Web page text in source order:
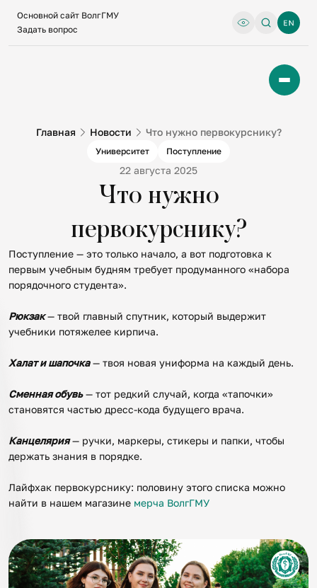
Основной сайт ВолгГМУ
Задать вопрос
Главная Новости Что нужно первокурснику?
Университет Поступление
22 августа 2025
Что нужно
первокурснику?
Поступление — это только начало, а вот подготовка к
первым учебным будням требует продуманного «набора
порядочного студента».
Рюкзак— твой главный спутник, который выдержит
учебники потяжелее кирпича.
Халат и шапочка— твоя новая униформа на каждый день.
Сменная обувь— тот редкий случай, когда «тапочки»
становятся частью дресс-кода будущего врача.
Канцелярия— ручки, маркеры, стикеры и папки, чтобы
держать знания в порядке.
Лайфхак первокурснику: половину этого списка можно
найти в нашем магазине мерча ВолгГМУ